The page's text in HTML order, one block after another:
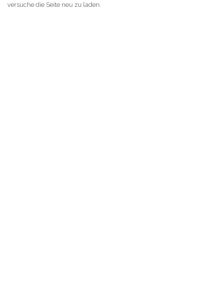
versuche die Seite neu zu laden.